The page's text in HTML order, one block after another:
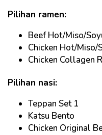
Pilihan ramen:
Beef Hot/Miso/
Chicken Hot/Miso/
Chicken Collagen
Pilihan nasi:
Teppan Set 1
Katsu Bento
Chicken Original